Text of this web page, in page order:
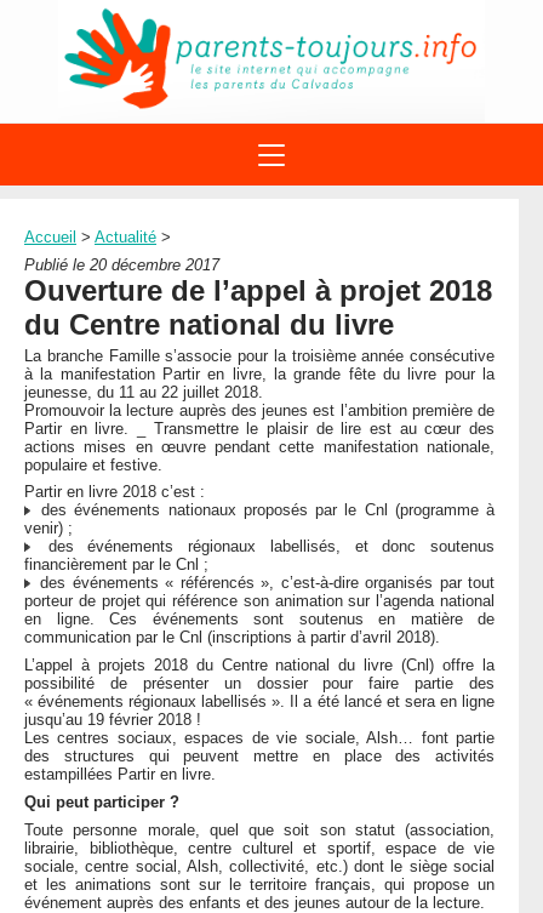
À PROPOS DU REAAP
1ÈRE VISITE
ACTUALITÉ
AGENDA
DISPOSITIFS PARENTALITÉ
SITES INTERNET
NUMÉROS VERTS
LEXIQUE
LETTRES D’INFO
MENTIONS LÉGALES
STRUCTURES
DOCUMENTS
FORMATIONS
Accueil > Actualité >
Publié le 20 décembre 2017
Ouverture de l’appel à projet 2018
du Centre national du livre
La branche Famille s’associe pour la troisième année consécutive
à la manifestation Partir en livre, la grande fête du livre pour la
jeunesse, du 11 au 22 juillet 2018.
Promouvoir la lecture auprès des jeunes est l’ambition première de
Partir en livre. _ Transmettre le plaisir de lire est au cœur des
actions mises en œuvre pendant cette manifestation nationale,
populaire et festive.
Partir en livre 2018 c’est :
des événements nationaux proposés par le Cnl (programme à
venir) ;
des événements régionaux labellisés, et donc soutenus
financièrement par le Cnl ;
des événements « référencés », c’est-à-dire organisés par tout
porteur de projet qui référence son animation sur l’agenda national
en ligne. Ces événements sont soutenus en matière de
communication par le Cnl (inscriptions à partir d’avril 2018).
L’appel à projets 2018 du Centre national du livre (Cnl) offre la
possibilité de présenter un dossier pour faire partie des
« événements régionaux labellisés ». Il a été lancé et sera en ligne
jusqu’au 19 février 2018 !
Les centres sociaux, espaces de vie sociale, Alsh… font partie
des structures qui peuvent mettre en place des activités
estampillées Partir en livre.
Qui peut participer ?
Toute personne morale, quel que soit son statut (association,
librairie, bibliothèque, centre culturel et sportif, espace de vie
sociale, centre social, Alsh, collectivité, etc.) dont le siège social
et les animations sont sur le territoire français, qui propose un
événement auprès des enfants et des jeunes autour de la lecture.